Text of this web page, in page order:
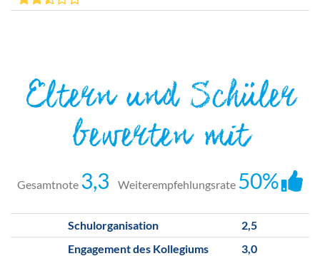
Eltern und Schüler
bewerten mit
Gesamtnote 3,3 Weiterempfehlungsrate 50%
Schulorganisation
2,5
Engagement des Kollegiums
3,0